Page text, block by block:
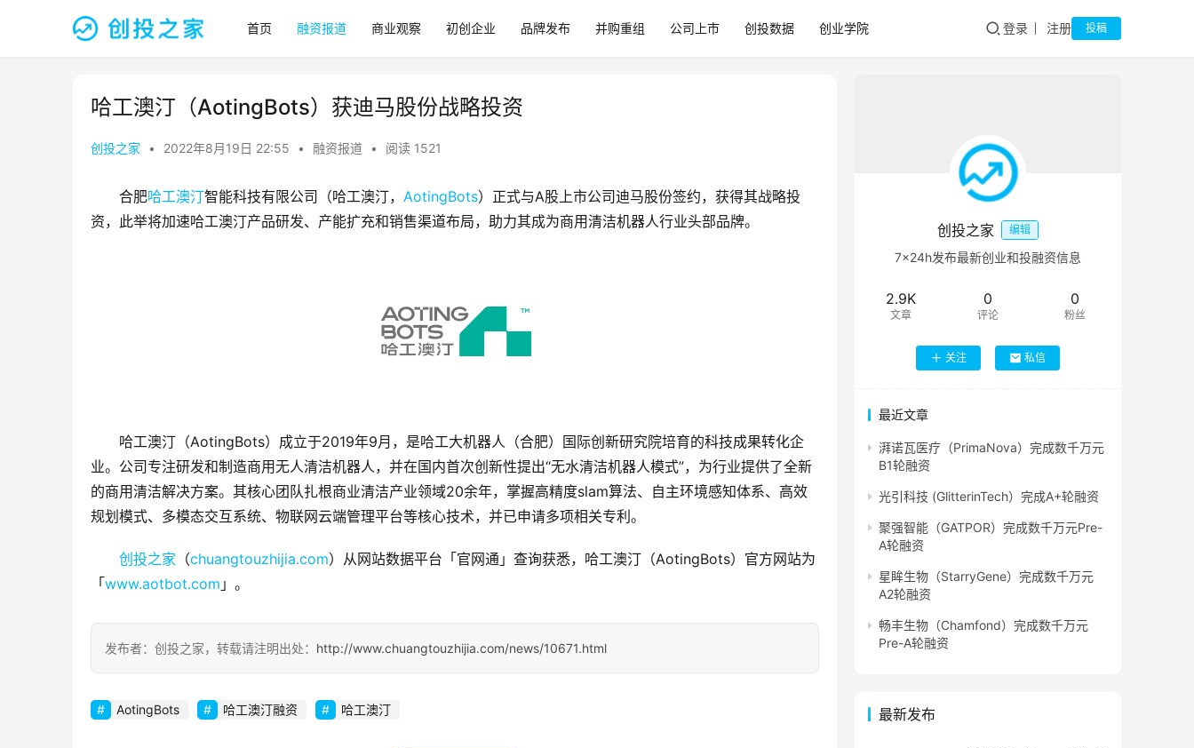
首页 融资报道 商业观察 初创企业 品牌发布 并购重组 公司上市 创投数据 创业学院 登录 注册 投稿
哈工澳汀（AotingBots）获迪马股份战略投资
创投之家 • 2022年8月19日 22:55 • 融资报道 • 阅读 1521
合肥哈工澳汀智能科技有限公司（哈工澳汀， AotingBots）正式与A股上市公司迪马股份签约，获得其战略投
资，此举将加速哈工澳汀产品研发、产能扩充和销售渠道布局，助力其成为商用清洁机器人行业头部品牌。
哈工澳汀（AotingBots）成立于2019年9月，是哈工大机器人（合肥）国际创新研究院培育的科技成果转化企
业。公司专注研发和制造商用无人清洁机器人，并在国内首次创新性提出“无水清洁机器人模式”，为行业提供了全新
的商用清洁解决方案。其核心团队扎根商业清洁产业领域20余年，掌握高精度slam算法、自主环境感知体系、高效
规划模式、多模态交互系统、物联网云端管理平台等核心技术，并已申请多项相关专利。
创投之家 （chuangtouzhijia.com）从网站数据平台「官网通」查询获悉，哈工澳汀（AotingBots）官方网站为
「www.aotbot.com 」。
发布者：创投之家，转载请注明出处： http://www.chuangtouzhijia.com/news/10671.html
AotingBots 哈工澳汀融资 哈工澳汀
创投之家 编辑
7×24h发布最新创业和投融资信息
2.9K
文章
0
评论
0
粉丝
关注 私信
最近文章
湃诺瓦医疗（PrimaNova）完成数千万元
B1轮融资
光引科技 (GlitterinTech）完成A+轮融资
聚强智能（GATPOR）完成数千万元Pre-
A轮融资
星眸生物（StarryGene）完成数千万元
A2轮融资
畅丰生物（Chamfond）完成数千万元
Pre-A轮融资
最新发布